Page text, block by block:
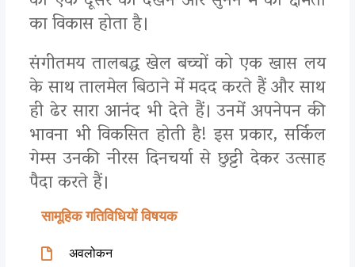
का विकास होता है।
संगीतमय तालबद्ध खेल बच्चों को एक खास लय
के साथ तालमेल बिठाने में मदद करते हैं और साथ
ही ढेर सारा आनंद भी देते हैं। उनमें अपनेपन की
भावना भी विकसित होती है! इस प्रकार, सर्किल
गेम्स उनकी नीरस दिनचर्या से छुट्टी देकर उत्साह
पैदा करते हैं।
सामूहिक गतिविधियों विषयक
अवलोकन